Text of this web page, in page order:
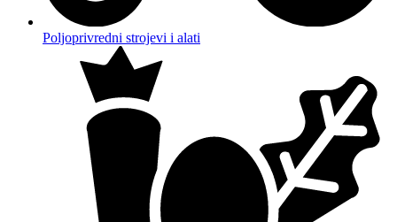
Poljoprivredni strojevi i alati